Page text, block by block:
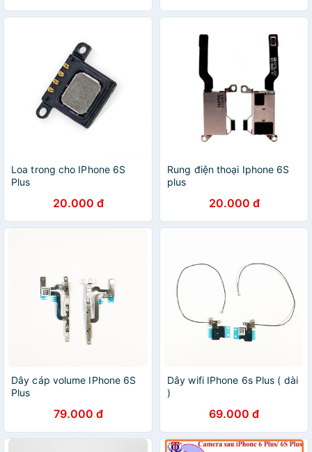
Loa trong cho IPhone 6S
Plus
20.000 đ
Rung điện thoại Iphone 6S
plus
20.000 đ
Dây cáp volume IPhone 6S
Plus
79.000 đ
Dây wifi IPhone 6s Plus ( dài
)
69.000 đ